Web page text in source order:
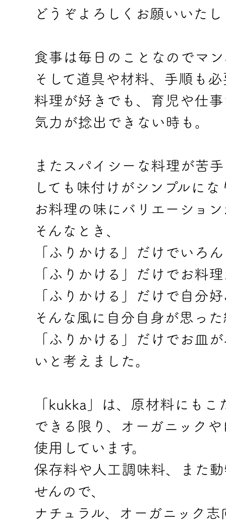
どうぞよろしくお願いいたし
食事は毎日のことなのでマ
そして道具や材料、手順も
料理が好きでも、育児や仕
気力が捻出できない時も。
またスパイシーな料理が苦
しても味付けがシンプルにな
お料理の味にバリエーショ
そんなとき、
「ふりかける」だけでいろ
「ふりかける」だけでお料
「ふりかける」だけで自分
そんな風に自分自身が思っ
「ふりかける」だけでお皿
いと考えました。
「kukka」は、原材料にもこ
できる限り、オーガニック
使用しています。
保存料や人工調味料、また
せんので、
ナチュラル、オーガニック